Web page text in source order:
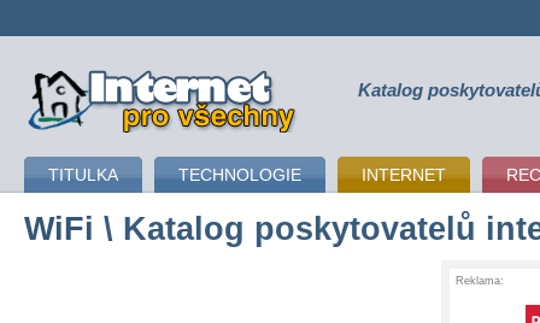
připojení k internetu Katalog
TITULKA TECHNOLOGIE INTERNET
WiFi \ Katalog poskytovatelů
Reklama: